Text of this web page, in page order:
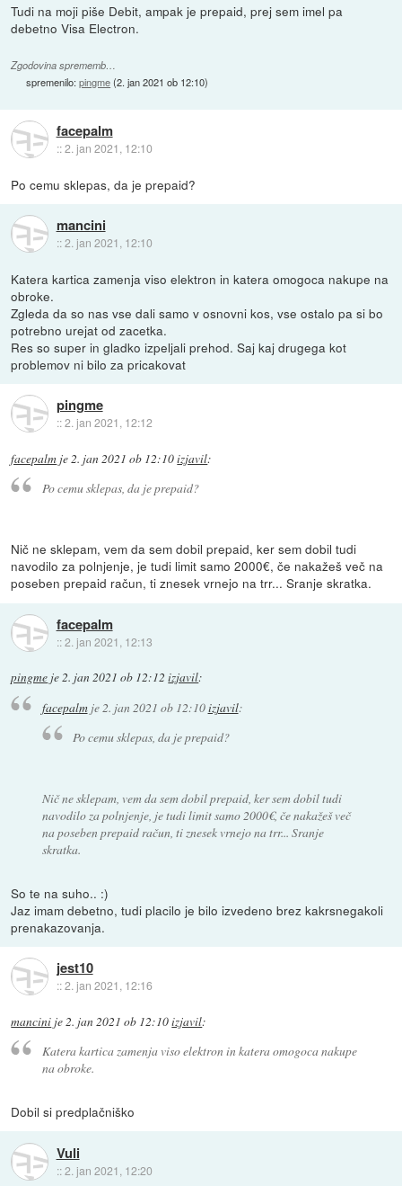
Tudi na moji piše Debit, ampak je prepaid, prej sem imel pa
debetno Visa Electron.
Zgodovina sprememb…
spremenilo:pingme(2. jan 2021 ob 12:10)
facepalm
::2. jan 2021, 12:10
Po cemu sklepas, da je prepaid?
mancini
::2. jan 2021, 12:10
Katera kartica zamenja viso elektron in katera omogoca nakupe na
obroke.
Zgleda da so nas vse dali samo v osnovni kos, vse ostalo pa si bo
potrebno urejat od zacetka.
Res so super in gladko izpeljali prehod. Saj kaj drugega kot
problemov ni bilo za pricakovat
pingme
::2. jan 2021, 12:12
facepalm je2. jan 2021 ob 12:10izjavil:
Po cemu sklepas, da je prepaid?
Nič ne sklepam, vem da sem dobil prepaid, ker sem dobil tudi
navodilo za polnjenje, je tudi limit samo 2000€, če nakažeš več na
poseben prepaid račun, ti znesek vrnejo na trr... Sranje skratka.
facepalm
::2. jan 2021, 12:13
pingme je2. jan 2021 ob 12:12 izjavil:
facepalmje2. jan 2021 ob 12:10izjavil:
Po cemu sklepas, da je prepaid?
Nič ne sklepam, vem da sem dobil prepaid, ker sem dobil tudi
navodilo za polnjenje, je tudi limit samo 2000€, če nakažeš več
na poseben prepaid račun, ti znesek vrnejo na trr... Sranje
skratka.
So te na suho.. :)
Jaz imam debetno, tudi placilo je bilo izvedeno brez kakrsnegakoli
prenakazovanja.
jest10
::2. jan 2021, 12:16
mancini je2. jan 2021 ob 12:10izjavil:
Katera kartica zamenja viso elektron in katera omogoca nakupe
na obroke.
Dobil si predplačniško
Vuli
::2. jan 2021, 12:20